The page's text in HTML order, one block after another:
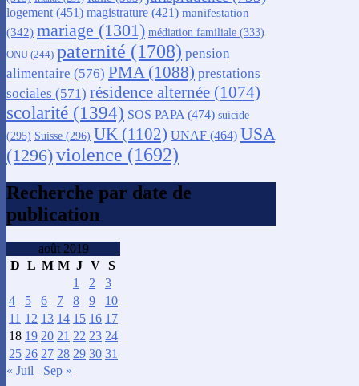
logement (451) magistrature (421) manifestation
(342) mariage (1301) médiation familiale (333)
ONU (244) paternité (1708) pension
alimentaire (576) PMA(1088) prestations
sociales (571) résidence alternée (1074)
scolarité (1394) SOS PAPA(474) suicide
(295) Suisse (296) UK (1102) UNAF (464) USA
(1296)violence (1692)
Recherche par date de
publication
août 2019
D L M M J V S
1
2
3
4
5 6 7 8 9
10
11 12 13 14 15 16 17
18 19 20 21 22 23 24
25 26 27 28 29 30 31
« Juil
Sep »